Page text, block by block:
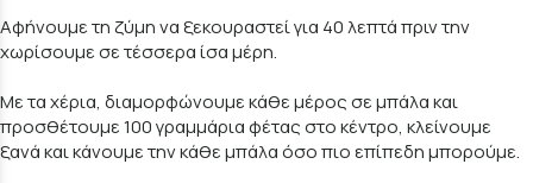
Αφήνουμε τη ζύμη να ξεκουραστεί για 40 λεπτά πριν την
χωρίσουμε σε τέσσερα ίσα μέρη.
Με τα χέρια, διαμορφώνουμε κάθε μέρος σε μπάλα και
προσθέτουμε 100 γραμμάρια φέτας στο κέντρο, κλείνουμε
ξανά και κάνουμε την κάθε μπάλα όσο πιο επίπεδη μπορούμε.